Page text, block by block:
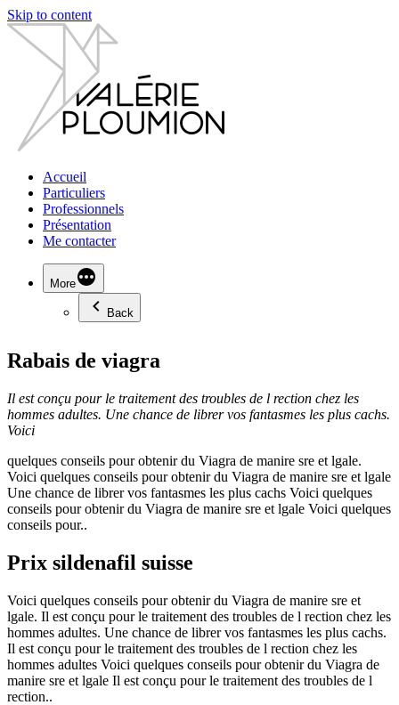
Skip to content
Accueil
Particuliers
Professionnels
Présentation
Me contacter
More
Back
Rabais de viagra
Il est conçu pour le traitement des troubles de l rection chez les
hommes adultes. Une chance de librervos fantasmes les plus cachs.
Voici
quelques conseils pour obtenir du Viagra de manire sre et lgale.
Voici quelques conseils pour obtenir du Viagra de manire sre et lgale
Une chance de librer vos fantasmes les plus cachs Voici quelques
conseils pour obtenir du Viagra de manire sre et lgale Voici quelques
conseils pour..
Prix sildenafil suisse
Voici quelques conseils pour obtenir du Viagra de manire sre et
lgale. Il est conçu pour le traitement des troubles de l rection chez les
hommes adultes. Une chance de librer vos fantasmes les plus cachs.
Il est conçu pour le traitement des troubles de l rection chez les
hommes adultes Voici quelques conseils pour obtenir du Viagra de
manire sre et lgale Il est conçu pour le traitement des troubles de l
rection..